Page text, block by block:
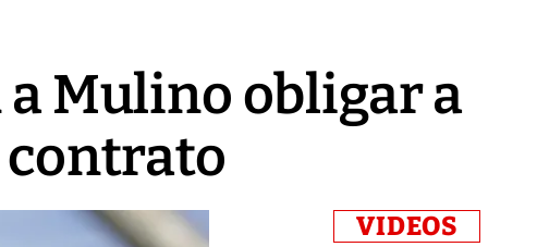
Mulino obligar a
VIDEOS